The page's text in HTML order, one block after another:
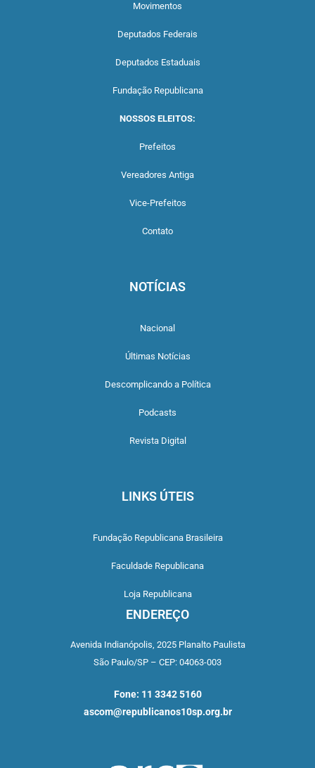
Movimentos
Deputados Federais
Deputados Estaduais
Fundação Republicana
NOSSOS ELEITOS:
Prefeitos
Vereadores Antiga
Vice-Prefeitos
Contato
NOTÍCIAS
Nacional
Últimas Notícias
Descomplicando a Política
Podcasts
Revista Digital
LINKS ÚTEIS
Fundação Republicana Brasileira
Faculdade Republicana
Loja Republicana
ENDEREÇO
Avenida Indianópolis, 2025 Planalto Paulista
São Paulo/SP – CEP: 04063-003
Fone: 11 3342 5160
ascom@republicanos10sp.org.br